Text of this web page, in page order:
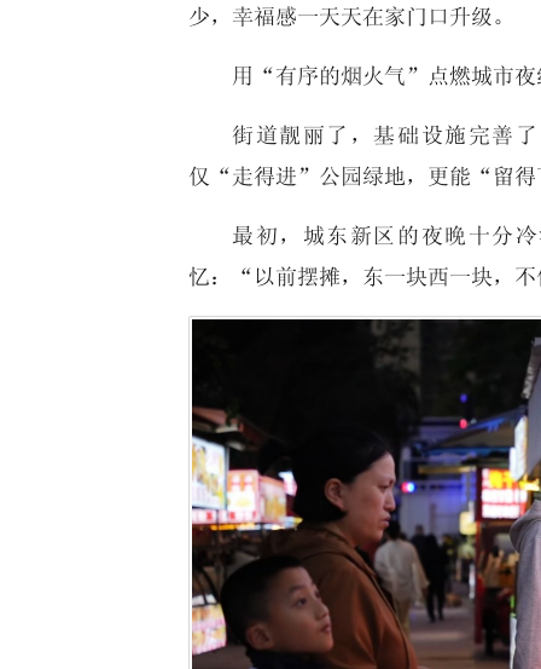
少，幸福感一天天在家门口升级。
用“有序的烟火气”点燃城市夜
街道靓丽了，基础设施完善
仅“走得进”公园绿地，更能“留得
最初，城东新区的夜晚十分
忆：“以前摆摊，东一块西一块，